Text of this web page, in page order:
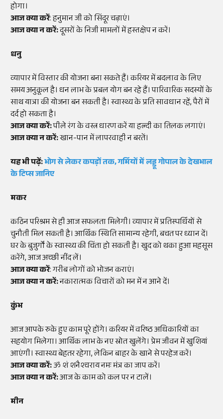
होगा।
आज क्या करें: हनुमान जी को सिंदूर चढ़ाएं।
आज क्या न करें:दूसरों के निजी मामलों में हस्तक्षेप न करें।
धनु
व्यापार में विस्तार की योजना बना सकते हैं। करियर में बदलाव के लिए
समय अनुकूल है। धन लाभ के प्रबल योग बन रहे हैं। पारिवारिक सदस्यों के
साथ यात्रा की योजना बन सकती है। स्वास्थ्य के प्रति सावधान रहें, पैरों में
दर्द हो सकता है।
आज क्या करें:पीले रंग के वस्त्र धारण करें या हल्दी का तिलक लगाएं।
आज क्या न करें:खान-पान में लापरवाही न बरतें।
यह भी पढ़ें:भोग से लेकर कपड़ों तक, गर्मियों में लड्डू गोपाल के देखभाल
के टिप्स जानिए
मकर
कठिन परिश्रम से ही आज सफलता मिलेगी। व्यापार में प्रतिस्पर्धियों से
चुनौती मिल सकती है। आर्थिक स्थिति सामान्य रहेगी, बचत पर ध्यान दें।
घर के बुजुर्गों के स्वास्थ्य की चिंता हो सकती है। खुद को थका हुआ महसूस
करेंगे, आज अच्छी नींद लें।
आज क्या करें: गरीब लोगों को भोजन कराएं।
आज क्या न करें:नकारात्मक विचारों को मन में न आने दें।
कुंभ
आज आपके रुके हुए काम पूरे होंगे। करियर में वरिष्ठ अधिकारियों का
सहयोग मिलेगा। आर्थिक लाभ के नए स्रोत खुलेंगे। प्रेम जीवन में खुशियां
आएंगी। स्वास्थ्य बेहतर रहेगा, लेकिन बाहर के खाने से परहेज करें।
आज क्या करें:ॐ शं शनैश्चराय नमः मंत्र का जाप करें।
आज क्या न करें:आज के काम को कल पर न टालें।
मीन